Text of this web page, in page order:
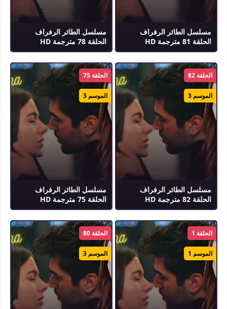
مسلسل الطائر الرفراف
الحلقة 81 مترجمة HD
مسلسل الطائر الرفراف
الحلقة 78 مترجمة HD
مسلسل الطائر الرفراف
الحلقة 82 مترجمة HD
الحلقة 82
الموسم 3
مسلسل الطائر الرفراف
الحلقة 75 مترجمة HD
الحلقة 75
الموسم 3
الحلقة 1
الموسم 1
الحلقة 80
الموسم 3